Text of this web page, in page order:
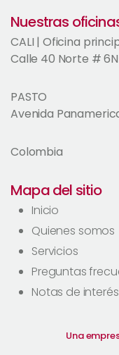
Nuestras
CALI | Oficina
Calle 40 Norte #
PASTO
Avenida
Colombia
Mapa del sitio
Inicio
Quienes somos
Servicios
Preguntas
Notas de interés
Una